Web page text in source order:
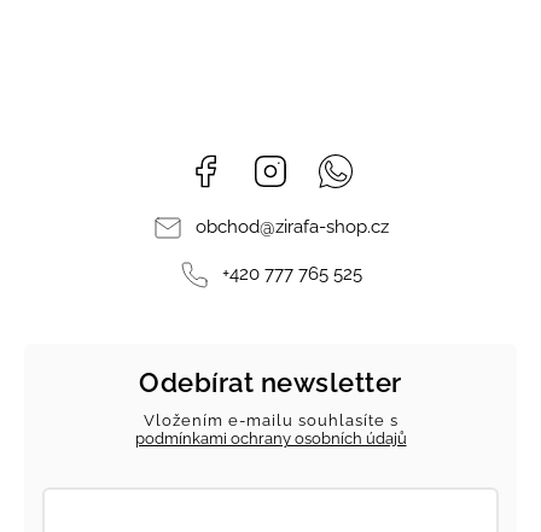
Facebook Instagram
obchod@zirafa-shop.cz
+420 777 765 525
Odebírat newsletter
Vložením e-mailu souhlasíte s
podmínkami ochrany osobních údajů